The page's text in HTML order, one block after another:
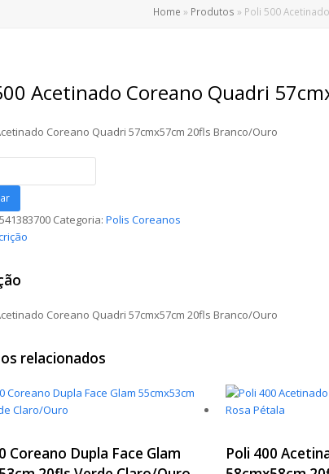
Home » Produtos » Poli 500
Acetinado Coreano Quadri
Coreano Quadri 57cmx57cm 20fls Branco/Ouro
Categoria: Polis Coreanos
Coreano Quadri 57cmx57cm 20fls Branco/Ouro
relacionados
Coreano Dupla Face Glam
Poli 400